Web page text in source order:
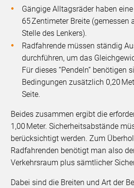
Gängige Alltagsräder haben
65 Zentimeter Breite (gemessen
Stelle des Lenkers).
Radfahrende müssen ständig
durchführen, um das
Für dieses “Pendeln” benötigen
Bedingungen zusätzlich 0,20
Seite.
Beides zusammen ergibt die
1,00 Meter. Sicherheitsabstände
berücksichtigt werden. Zum
Radfahrenden benötigt man also
Verkehrsraum plus sämtlicher
Dabei sind die Breiten und Art der